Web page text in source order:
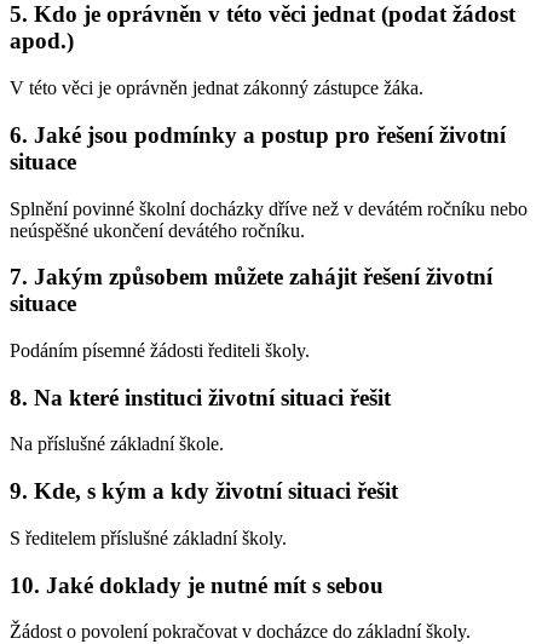
5. Kdo je oprávněn v této věci jednat (podat žádost
apod.)
V této věci je oprávněn jednat zákonný zástupce žáka.
6. Jaké jsou podmínky a postup pro řešení životní
situace
Splnění povinné školní docházky dříve než v devátém ročníku nebo
neúspěšné ukončení devátého ročníku.
7. Jakým způsobem můžete zahájit řešení životní
situace
Podáním písemné žádosti řediteli školy.
8. Na které instituci životní situaci řešit
Na příslušné základní škole.
9. Kde, s kým a kdy životní situaci řešit
S ředitelem příslušné základní školy.
10. Jaké doklady je nutné mít s sebou
Žádost o povolení pokračovat v docházce do základní školy.